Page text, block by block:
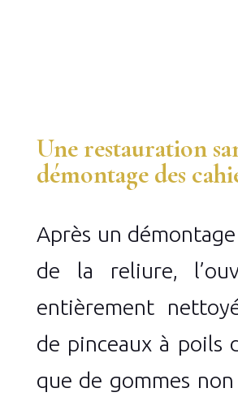
Une restauration
démontage des
Après un
de la reliure,
entièrement
de pinceaux à poils
que de gommes non